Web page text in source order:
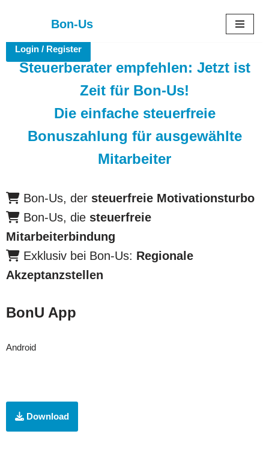
Inhalt
springen
Bon-Us
Login / Register
Steuerberater empfehlen: Jetzt ist
Zeit für Bon-Us!
Die einfache steuerfreie
Bonuszahlung für ausgewählte
Mitarbeiter
Bon-Us, der steuerfreie Motivationsturbo
Bon-Us, die steuerfreie
Mitarbeiterbindung
Exklusiv bei Bon-Us: Regionale
Akzeptanzstellen
BonU App
Android
Download